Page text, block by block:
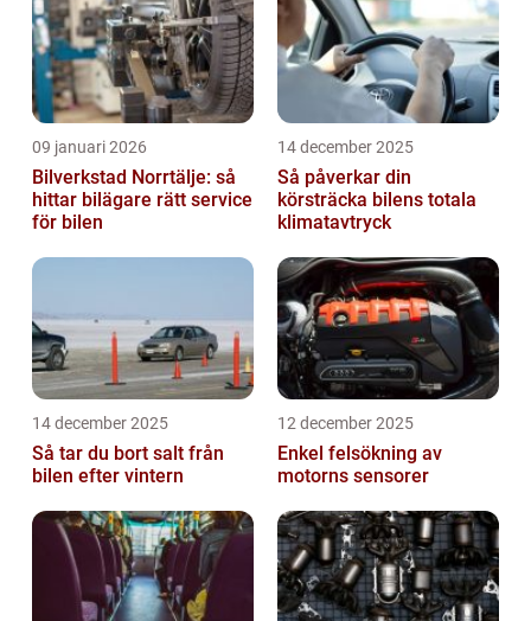
09 januari 2026
Bilverkstad Norrtälje: så
hittar bilägare rätt service
för bilen
14 december 2025
Så påverkar din
körsträcka bilens totala
klimatavtryck
14 december 2025
Så tar du bort salt från
bilen efter vintern
12 december 2025
Enkel felsökning av
motorns sensorer